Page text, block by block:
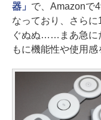
器」 で、Amazonで
なっており、さら
ぐぬぬ……まあ急に
もに機能性や使用感